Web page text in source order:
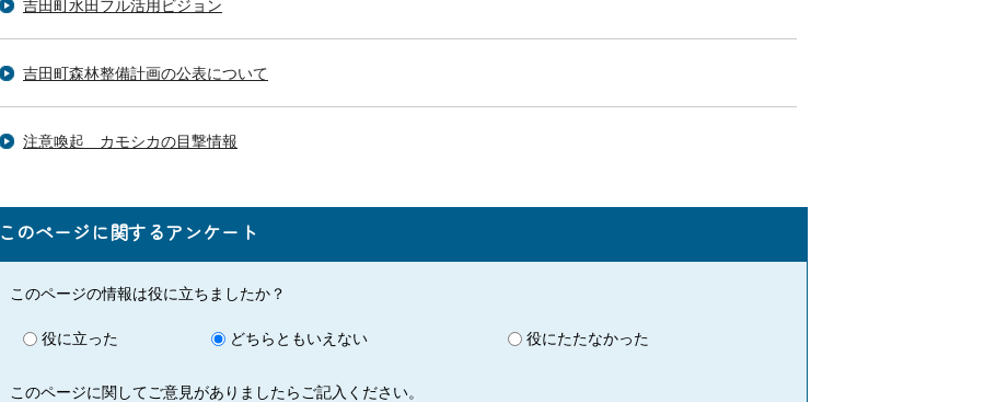
吉田町水田フル活用ビジョン
吉田町森林整備計画の公表について
注意喚起 カモシカの目撃情報
このページに関するアンケート
このページの情報は役に立ちましたか？
役に立った どちらともいえない 役にたたなかった
このページに関してご意見がありましたらご記入ください。